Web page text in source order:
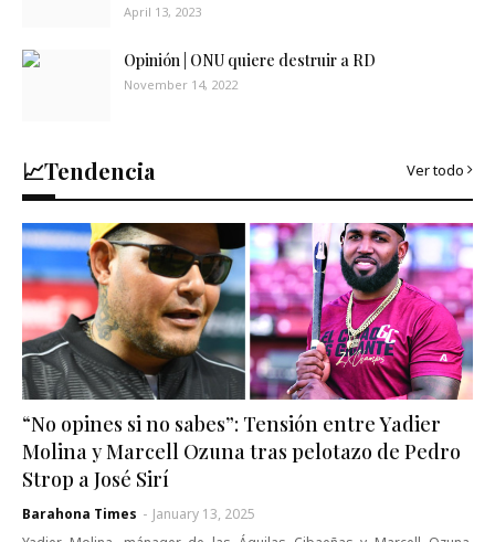
April 13, 2023
Opinión | ONU quiere destruir a RD
November 14, 2022
📈Tendencia Ver todo
“No opines si no sabes”: Tensión entre Yadier
Molina y Marcell Ozuna tras pelotazo de Pedro
Strop a José Sirí
Barahona Times - January 13, 2025